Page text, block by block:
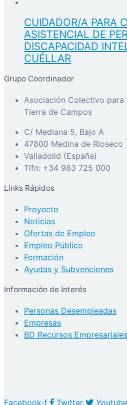
CUIDADOR/A PARA
ASISTENCIAL DE
DISCAPACIDAD
CUÉLLAR
Grupo Coordinador
Asociación Colectivo para
Tierra de Campos
C/ Mediana 5, Bajo A
47800 Medina de Rioseco
Valladolid (España)
Tlfn: +34 983 725 000
Links Rápidos
Proyecto
Noticias
Ofertas de Empleo
Empleo Público
Formación
Ayudas y Subvenciones
Información de Interés
Personas Desempleadas
Empresas
BD Recursos Empresariales
Facebook-f Twitter Youtube